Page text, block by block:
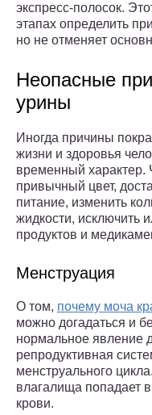
экспресс-полосок.
этапах определить
но не отменяет
Неопасные
урины
Иногда причины
жизни и здоровья
временный характер.
привычный цвет,
питание, изменить
жидкости, исключить
продуктов и
Менструация
О том, почему моча
можно догадаться и
нормальное явление
репродуктивная
менструального
влагалища попадает
крови.